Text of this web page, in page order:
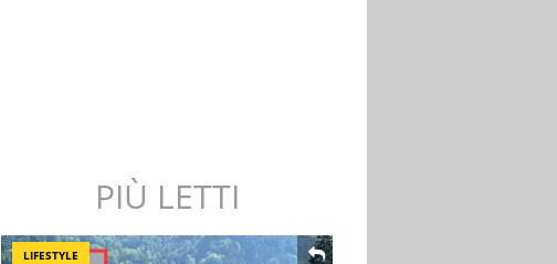
PIÙ LETTI
LIFESTYLE